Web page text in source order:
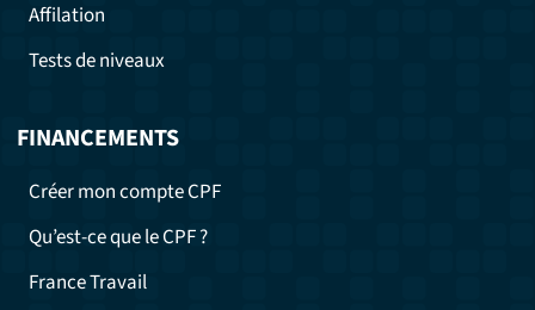
Affilation
Tests de niveaux
FINANCEMENTS
Créer mon compte CPF
Qu’est-ce que le CPF ?
France Travail